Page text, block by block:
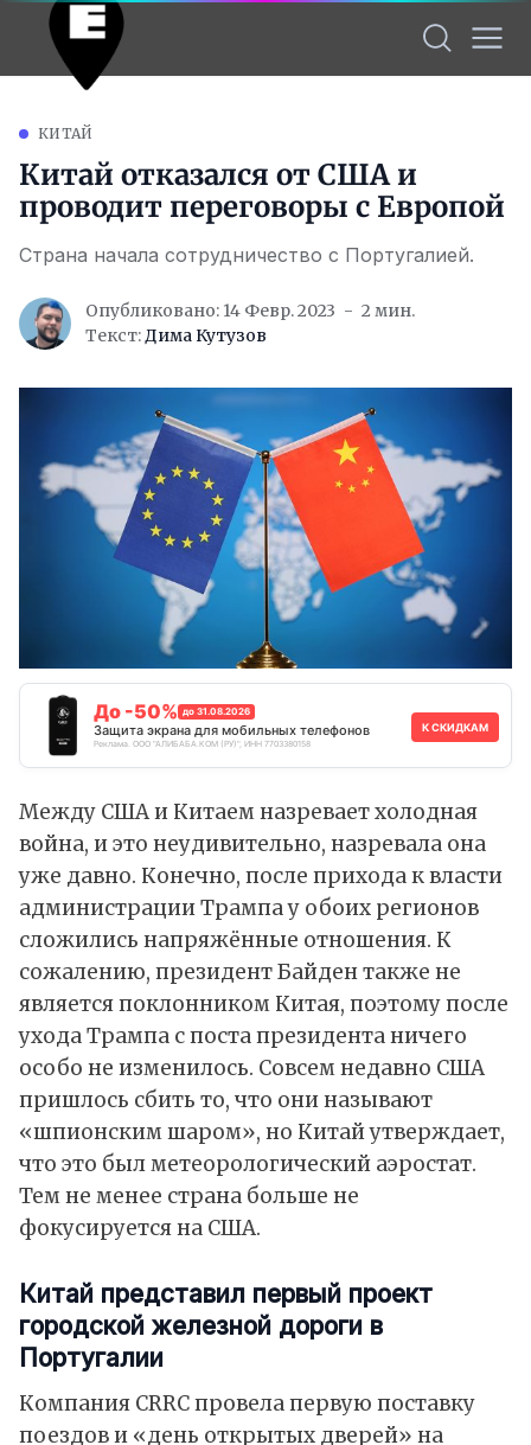
КИТАЙ
Китай отказался от США и
проводит переговоры с Европой
Страна начала сотрудничество с Португалией.
Опубликовано: 14 Февр. 2023
2 мин.
Текст:Дима Кутузов
До -50% до 31.08.2026
Защита экрана для мобильных телефонов
Реклама. ООО "АЛИБАБА.КОМ (РУ)", ИНН 7703380158
К СКИДКАМ
Между США и Китаем назревает холодная
война, и это неудивительно, назревала она
уже давно. Конечно, после прихода к власти
администрации Трампа у обоих регионов
сложились напряжённые отношения. К
сожалению, президент Байден также не
является поклонником Китая, поэтому после
ухода Трампа с поста президента ничего
особо не изменилось. Совсем недавно США
пришлось сбить то, что они называют
«шпионским шаром», но Китай утверждает,
что это был метеорологический аэростат.
Тем не менее страна больше не
фокусируется на США.
Китай представил первый проект
городской железной дороги в
Португалии
Компания CRRC провелапервую поставку
поездов и «день открытых дверей» на